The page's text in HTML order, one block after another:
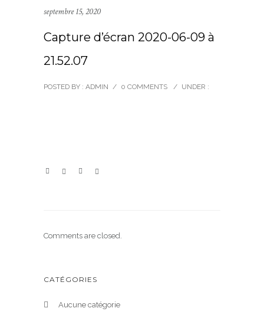
septembre 15, 2020
Capture d’écran 2020-06-09 à
21.52.07
POSTED BY : ADMIN / 0 COMMENTS / UNDER :
Comments are closed.
CATÉGORIES
Aucune catégorie